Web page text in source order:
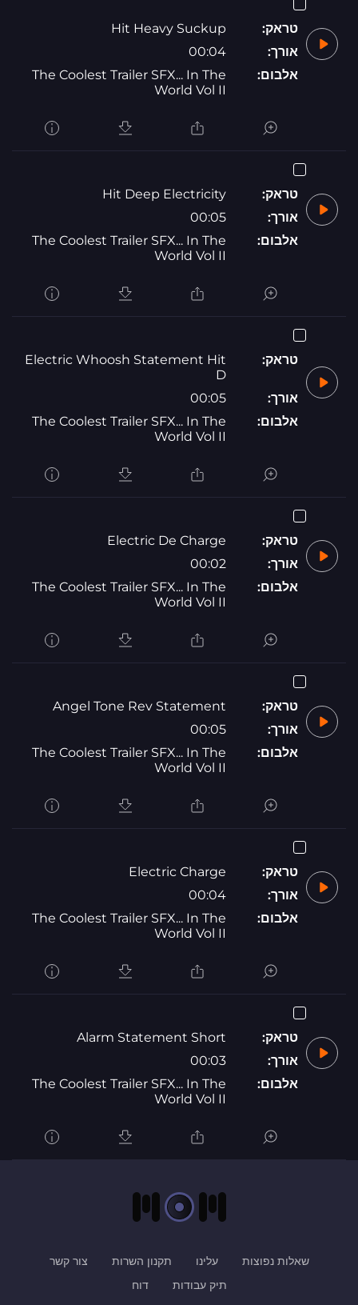
טראק:
Hit Heavy Suckup
אורך:
00:04
אלבום:
The Coolest Trailer SFX... In The
World Vol II
טראק:
Hit Deep Electricity
אורך:
00:05
אלבום:
The Coolest Trailer SFX... In The
World Vol II
טראק:
Electric Whoosh Statement Hit
D
אורך:
00:05
אלבום:
The Coolest Trailer SFX... In The
World Vol II
טראק:
Electric De Charge
אורך:
00:02
אלבום:
The Coolest Trailer SFX... In The
World Vol II
טראק:
Angel Tone Rev Statement
אורך:
00:05
אלבום:
The Coolest Trailer SFX... In The
World Vol II
טראק:
Electric Charge
אורך:
00:04
אלבום:
The Coolest Trailer SFX... In The
World Vol II
טראק:
Alarm Statement Short
אורך:
00:03
אלבום:
The Coolest Trailer SFX... In The
World Vol II
שאלות נפוצות עלינו תקנון השרות
צור קשר
תיק עבודות
דוח